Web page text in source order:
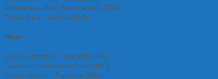
Marquinhos – Paris Saint Germain (FRA)
Thiago Silva – Chelsea (ING)
Meias
Bruno Guimarães – Newcastle (ING)
Casemiro – Manchester United (ING)
Everton Ribeiro – Flamengo (BRA)